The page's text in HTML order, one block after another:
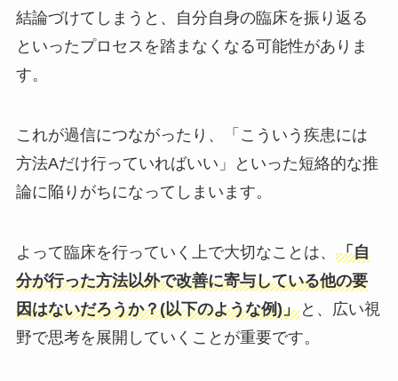
結論づけてしまうと、自分自身の臨床を振り返る
といったプロセスを踏まなくなる可能性がありま
す。
これが過信につながったり、「こういう疾患には
方法Aだけ行っていればいい」といった短絡的な推
論に陥りがちになってしまいます。
よって臨床を行っていく上で大切なことは、 「自
分が行った方法以外で改善に寄与している他の要
因はないだろうか？(以下のような例)」と、広い視
野で思考を展開していくことが重要です。